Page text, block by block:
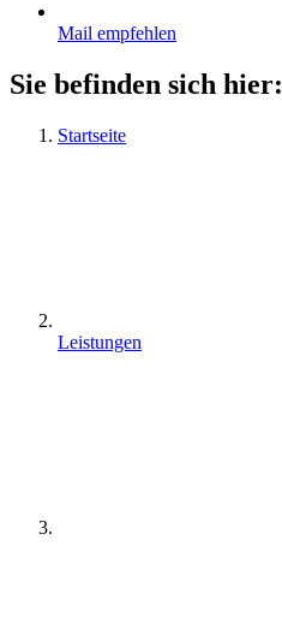
Mail empfehlen
Sie befinden sich hier:
Startseite
Leistungen